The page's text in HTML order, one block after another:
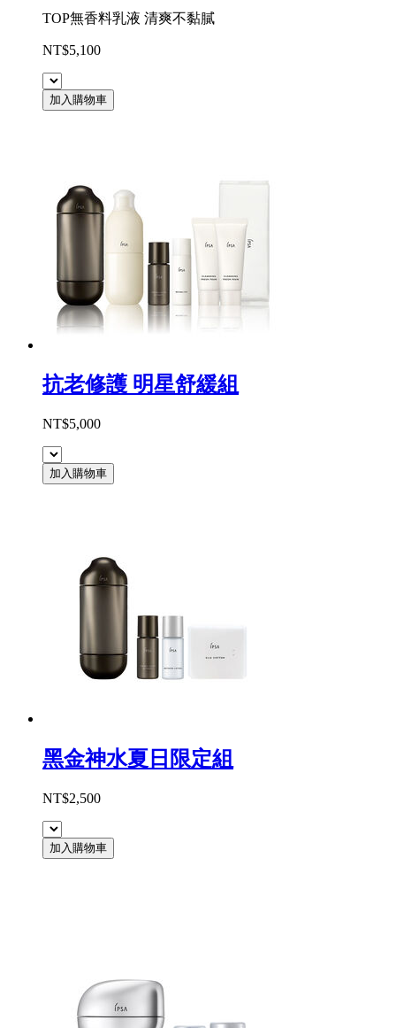
TOP無香料乳液 清爽不黏膩
NT$5,100
加入購物車
抗老修護 明星舒緩組
NT$5,000
加入購物車
黑金神水夏日限定組
NT$2,500
加入購物車